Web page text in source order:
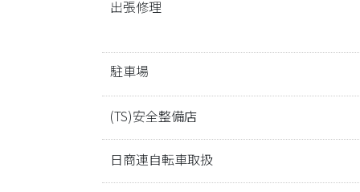
出張修理
駐車場
(TS)安全整備店
日商連自転車取扱